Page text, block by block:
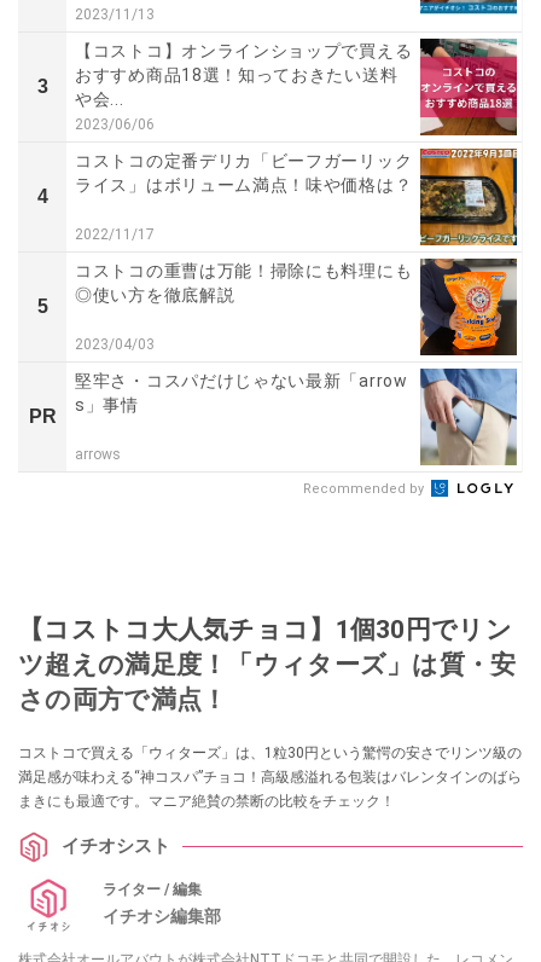
2023/11/13
3
【コストコ】オンラインショップで買える
おすすめ商品18選！知っておきたい送料
や会...
2023/06/06
4
コストコの定番デリカ「ビーフガーリック
ライス」はボリューム満点！味や価格は？
2022/11/17
5
コストコの重曹は万能！掃除にも料理にも
◎使い方を徹底解説
2023/04/03
PR
堅牢さ・コスパだけじゃない最新「arrow
s」事情
arrows
Recommended by
【コストコ大人気チョコ】1個30円でリン
ツ超えの満足度！「ウィターズ」は質・安
さの両方で満点！
コストコで買える「ウィターズ」は、1粒30円という驚愕の安さでリンツ級の
満足感が味わえる“神コスパ”チョコ！高級感溢れる包装はバレンタインのばら
まきにも最適です。マニア絶賛の禁断の比較をチェック！
イチオシスト
ライター / 編集
イチオシ編集部